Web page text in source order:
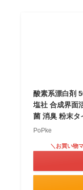
酸素系漂白剤
塩社 合成界面
菌 消臭 粉末タ
PoPke
＼お買い物